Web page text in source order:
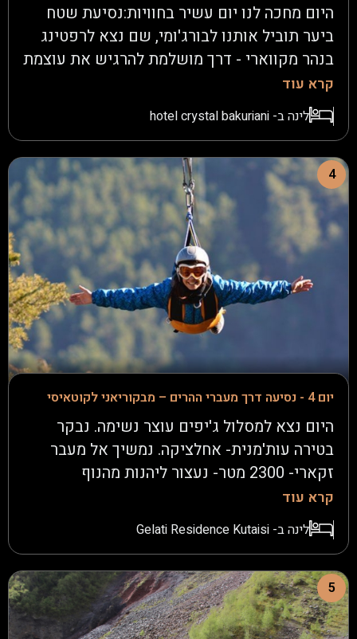
היום מחכה לנו יום עשיר בחוויות:נסיעת שטח
ביער תוביל אותנו לבורג'ומי, שם נצא לרפטינג
בנהר מקווארי - דרך מושלמת להרגיש את עוצמת
המים.נאכל ארוחת צהריים במסעדה בעיירה.נצא
לטיול רגלי ביער קסום לצד נחל זורם- זהו
הפארק ההיסטורי של בורג'ומי - וכמיטב המסורת
הישראלית, נכין קפה ונאכל אבטיח לצד
הנחל.נחזור לבקוריאני ונעלה ברכבל לפסגת
ההרים בגובה 3,030 מטרים - לתצפית פנורמית
מרהיבה על הפסגות המושלגות. שם מחכה לנו
פעילות כיפית במיוחד הטובוגן - מזחלת מהירה
במורד ההר. לילה שני במלון Crystal - הבריכה,
הסאונה והג'קוזי והספא מחכים לכם.
קרא עוד
לינה ב- hotel crystal bakuriani
4
יום 4 - נסיעה דרך מעברי ההרים – מבקוריאני לקוטאיסי
היום נצא למסלול ג'יפים עוצר נשימה. נבקר
בטירה עות'מנית- אחלציקה. נמשיך אל מעבר
זקארי- 2300 מטר- נעצור ליהנות מהנוף
הפנורמי.בצהרים נעשה פיקניק ביער- נבשל,
נבעיר מדורה קטנה ונהנה מהיופי של הטבע.
נמשיך בנסיעה אל עמק סאירמה, שם מחכה לנו
אקשן - זיפליין (אומגה מהירה) מעל הנהר- מוצ'ו
כיף. נמשיך בדרכנו בכביש המתפתל ביער עד
שנגיע לקוטאיסי – אחת הערים העתיקות
קרא עוד
לינה ב- Gelati Residence Kutaisi
5